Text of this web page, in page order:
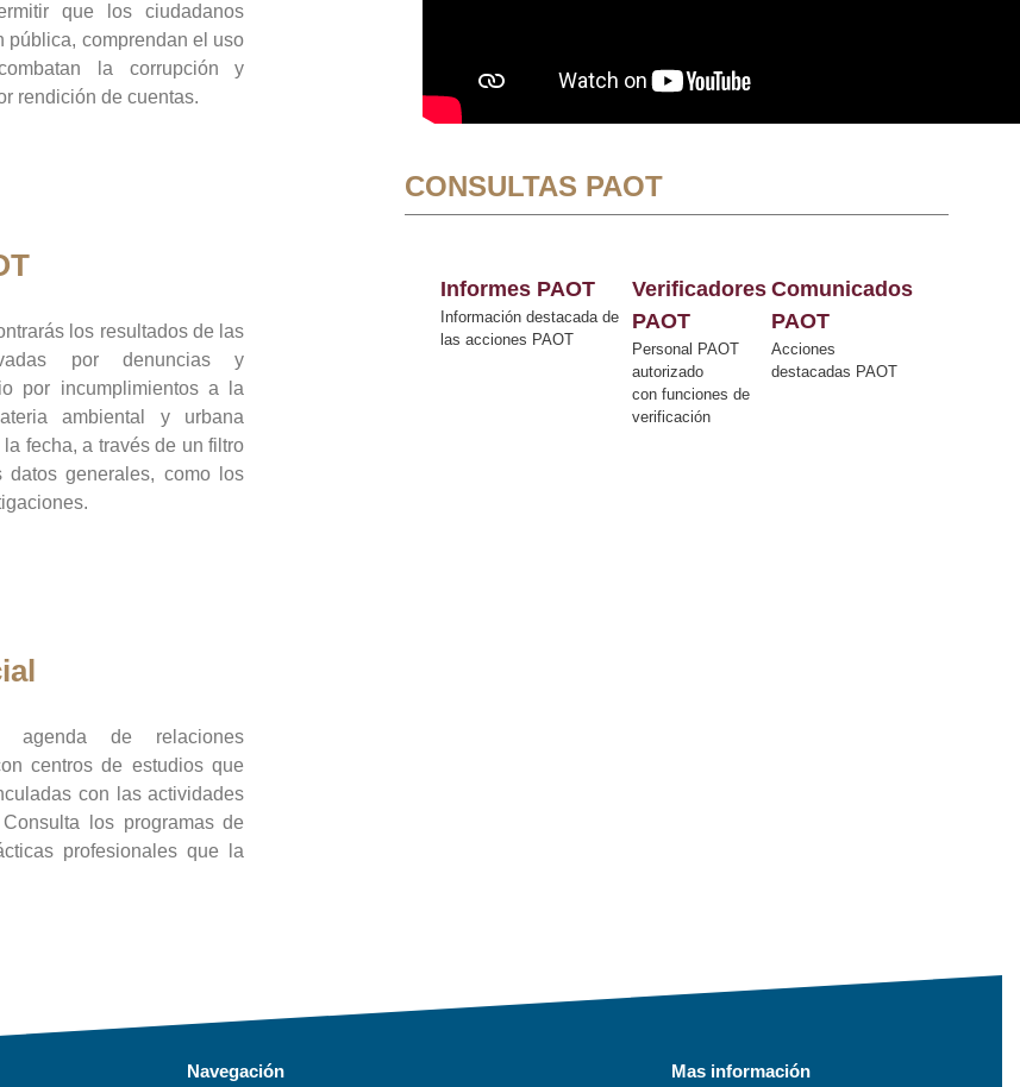
que los ciudadanos
pública, comprendan el uso
la corrupción y
rendición de cuentas.
los resultados de las
por denuncias y
por incumplimientos a la
ambiental y urbana
fecha, a través de un filtro
datos generales, como los
agenda de relaciones
centros de estudios que
con las actividades
los programas de
profesionales que la
CONSULTAS PAOT
Informes PAOT
Información destacada de
las acciones PAOT
Verificadores
PAOT
Personal PAOT
autorizado
con funciones de
verificación
Comunicados
PAOT
Acciones
destacadas PAOT
Navegación Mas información